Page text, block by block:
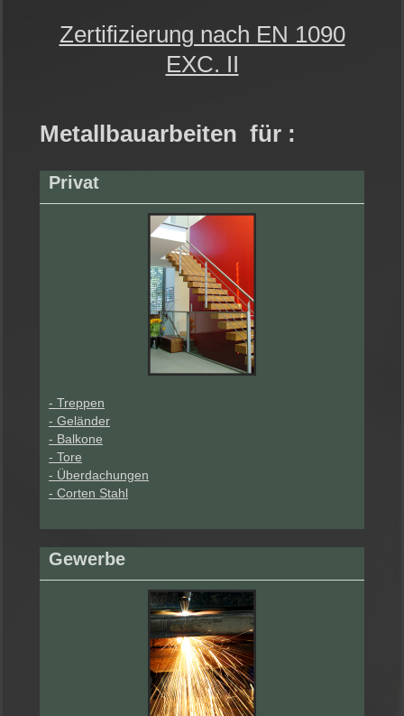
Zertifizierung nach EN 1090
EXC. II
Metallbauarbeiten für :
Privat
- Treppen
- Geländer
- Balkone
- Tore
- Überdachungen
- Corten Stahl
Gewerbe